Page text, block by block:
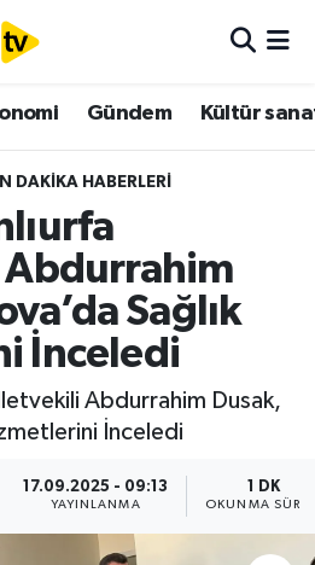
Gündem Kültür
DAKIKA HABERLERI
Sağlık
İnceledi
Abdurrahim Dusak,
İnceledi
17.09.2025 - 09:13
YAYINLANMA
1 DK
OKUNMA
ve Fikstür